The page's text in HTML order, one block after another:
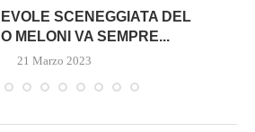
SCENEGGIATA DEL
MELONI VA SEMPRE...
21 Marzo 2023